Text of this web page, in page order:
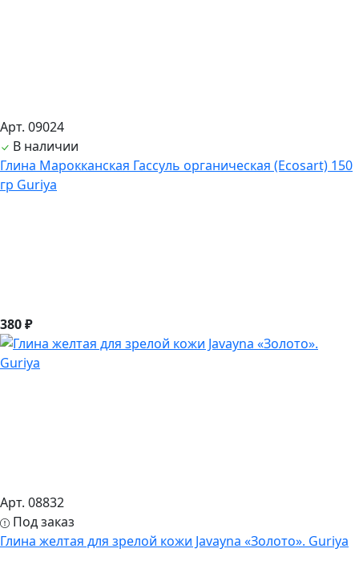
Арт. 09024
В наличии
Глина Марокканская Гассуль органическая (Ecosart) 150
гр Guriya
380 ₽
Арт. 08832
Под заказ
Глина желтая для зрелой кожи Javayna «Золото». Guriya